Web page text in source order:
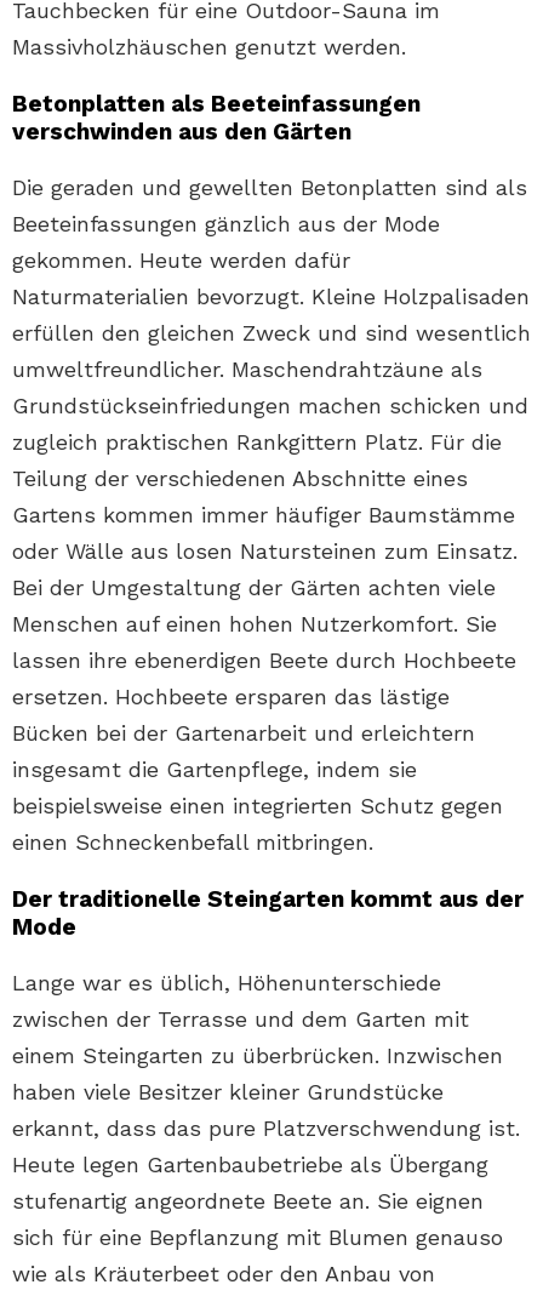
Tauchbecken für eine Outdoor-Sauna im
Massivholzhäuschen genutzt werden.
Betonplatten als Beeteinfassungen
verschwinden aus den Gärten
Die geraden und gewellten Betonplatten sind als
Beeteinfassungen gänzlich aus der Mode
gekommen. Heute werden dafür
Naturmaterialien bevorzugt. Kleine Holzpalisaden
erfüllen den gleichen Zweck und sind wesentlich
umweltfreundlicher. Maschendrahtzäune als
Grundstückseinfriedungen machen schicken und
zugleich praktischen Rankgittern Platz. Für die
Teilung der verschiedenen Abschnitte eines
Gartens kommen immer häufiger Baumstämme
oder Wälle aus losen Natursteinen zum Einsatz.
Bei der Umgestaltung der Gärten achten viele
Menschen auf einen hohen Nutzerkomfort. Sie
lassen ihre ebenerdigen Beete durch Hochbeete
ersetzen. Hochbeete ersparen das lästige
Bücken bei der Gartenarbeit und erleichtern
insgesamt die Gartenpflege, indem sie
beispielsweise einen integrierten Schutz gegen
einen Schneckenbefall mitbringen.
Der traditionelle Steingarten kommt aus der
Mode
Lange war es üblich, Höhenunterschiede
zwischen der Terrasse und dem Garten mit
einem Steingarten zu überbrücken. Inzwischen
haben viele Besitzer kleiner Grundstücke
erkannt, dass das pure Platzverschwendung ist.
Heute legen Gartenbaubetriebe als Übergang
stufenartig angeordnete Beete an. Sie eignen
sich für eine Bepflanzung mit Blumen genauso
wie als Kräuterbeet oder den Anbau von